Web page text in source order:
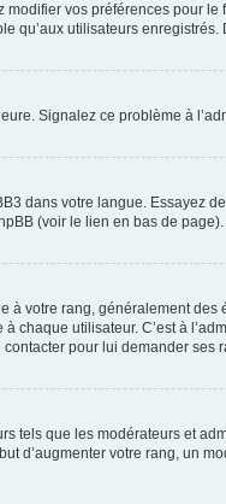
vos préférences pour
utilisateurs
Signalez ce problème à
dans votre langue. Essayez
(voir le lien en bas de page).
à votre rang, généralement
utilisateur. C’est à
contacter pour lui demander ses
tels que les modérateurs et
d’augmenter votre rang, un